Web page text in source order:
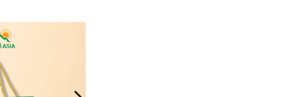
tăng khả
mỹ